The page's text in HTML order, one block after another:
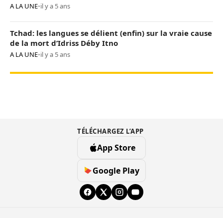
A LA UNE•il y a 5 ans
Tchad: les langues se délient (enfin) sur la vraie cause
de la mort d’Idriss Déby Itno
A LA UNE•il y a 5 ans
TÉLÉCHARGEZ L’APP
App Store
Google Play